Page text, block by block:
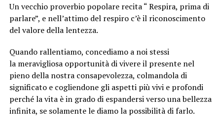
Un vecchio proverbio popolare recita “ Respira, prima di
parlare”, e nell’attimo del respiro c’è il riconoscimento
del valore della lentezza.
Quando rallentiamo, concediamo a noi stessi
la meravigliosa opportunità di vivere il presente nel
pieno della nostra consapevolezza, colmandola di
significato e cogliendone gli aspetti più vivi e profondi
perché la vita è in grado di espandersi verso una bellezza
infinita, se solamente le diamo la possibilità di farlo.